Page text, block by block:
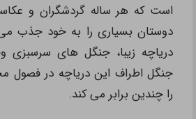
است که هر ساله گردشگران و
دوستان بسیاری را به خود جذب
دریاچه زیبا، جنگل های سرسبزی
جنگل اطراف این دریاچه در فصول
را چندین برابر می کند.